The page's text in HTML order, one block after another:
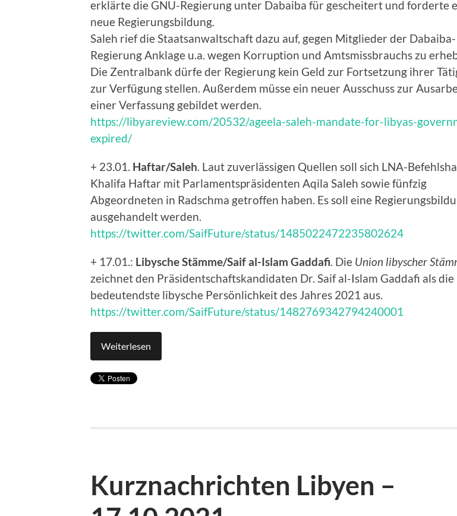
erklärte die GNU-Regierung unter Dabaiba für gescheitert und forderte
neue Regierungsbildung.
Saleh rief die Staatsanwaltschaft dazu auf, gegen Mitglieder der Dabaiba-
Regierung Anklage u.a. wegen Korruption und Amtsmissbrauchs zu
Die Zentralbank dürfe der Regierung kein Geld zur Fortsetzung ihrer
zur Verfügung stellen. Außerdem müsse ein neuer Ausschuss zur
einer Verfassung gebildet werden.
https://libyareview.com/20532/ageela-saleh-mandate-for-libyas-
expired/
+ 23.01. Haftar/Saleh. Laut zuverlässigen Quellen soll sich LNA-
Khalifa Haftar mit Parlamentspräsidenten Aqila Saleh sowie fünfzig
Abgeordneten in Radschma getroffen haben. Es soll eine
ausgehandelt werden.
https://twitter.com/SaifFuture/status/1485022472235802624
+ 17.01.: Libysche Stämme/Saif al-Islam Gaddafi. Die Union libyscher
zeichnet den Präsidentschaftskandidaten Dr. Saif al-Islam Gaddafi als die
bedeutendste libysche Persönlichkeit des Jahres 2021 aus.
https://twitter.com/SaifFuture/status/1482769342794240001
Weiterlesen
Kurznachrichten Libyen –